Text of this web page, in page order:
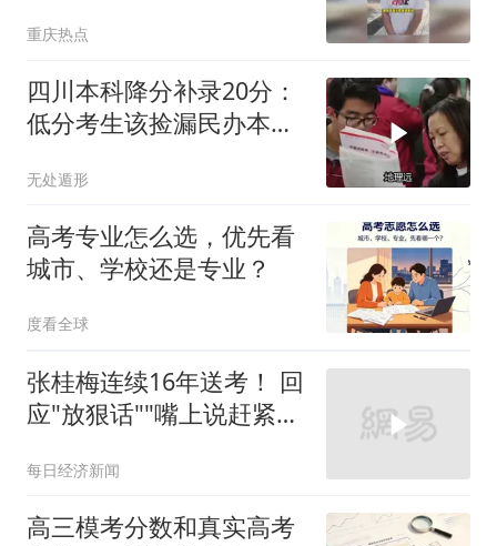
议报考军校”
重庆热点
四川本科降分补录20分：
低分考生该捡漏民办本科
无处遁形
高考专业怎么选，优先看
城市、学校还是专业？
度看全球
张桂梅连续16年送考！ 回
应"放狠话""嘴上说赶紧走
空的"
每日经济新闻
高三模考分数和真实高考